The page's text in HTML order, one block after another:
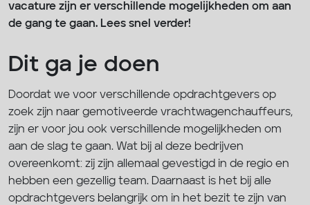
vacature zijn er verschillende mogelijkheden om aan
de gang te gaan. Lees snel verder!
Dit ga je doen
Doordat we voor verschillende opdrachtgevers op
zoek zijn naar gemotiveerde vrachtwagenchauffeurs,
zijn er voor jou ook verschillende mogelijkheden om
aan de slag te gaan. Wat bij al deze bedrijven
overeenkomt: zij zijn allemaal gevestigd in de regio en
hebben een gezellig team. Daarnaast is het bij alle
opdrachtgevers belangrijk om in het bezit te zijn van